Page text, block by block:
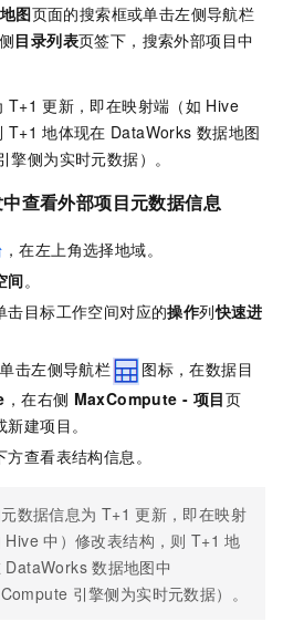
图页面的搜索框或单击左侧导航栏
目录列表页签下，搜索外部项目中
T+1 更新，即在映射端（如 Hive
T+1 地体现在 DataWorks 数据地图
擎侧为实时元数据）。
查看外部项目元数据信息
，在左上角选择地域。
间。
击目标工作空间对应的操作列快速进
击左侧导航栏
图标，在数据目
，在右侧 MaxCompute - 项目页
建项目。
查看表结构信息。
数据信息为 T+1 更新，即在映射
Hive 中）修改表结构，则 T+1 地
DataWorks 数据地图中
引擎侧为实时元数据）。